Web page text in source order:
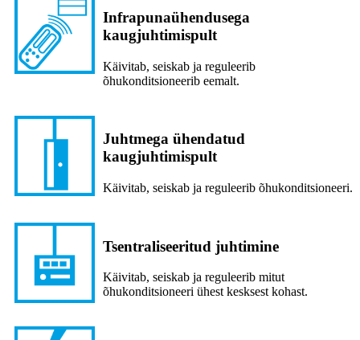
Infrapunaühendusega
kaugjuhtimispult
Käivitab, seiskab ja reguleerib
õhukonditsioneerib eemalt.
Juhtmega ühendatud
kaugjuhtimispult
Käivitab, seiskab ja reguleerib õhukonditsioneeri.
Tsentraliseeritud juhtimine
Käivitab, seiskab ja reguleerib mitut
õhukonditsioneeri ühest kesksest kohast.